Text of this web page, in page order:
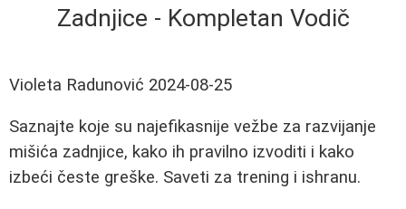
Zadnjice - Kompletan Vodič
Violeta Radunović 2024-08-25
Saznajte koje su najefikasnije vežbe za razvijanje
mišića zadnjice, kako ih pravilno izvoditi i kako
izbeći česte greške. Saveti za trening i ishranu.